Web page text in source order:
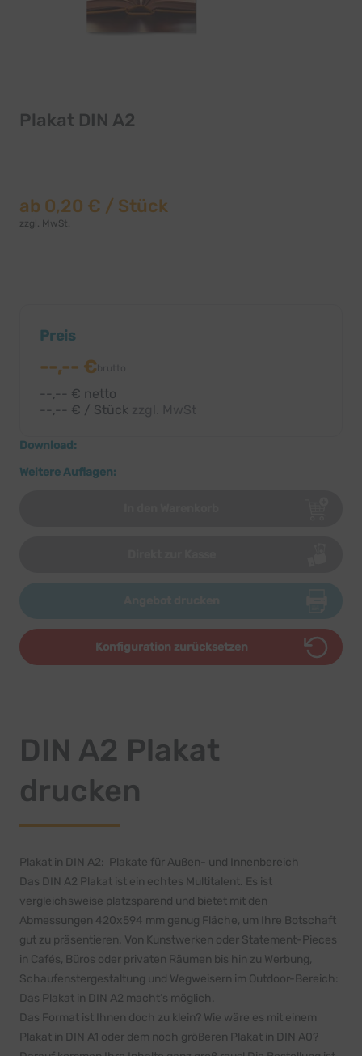
Plakat DIN A2
ab 0,20 € / Stück
zzgl. MwSt.
Preis
--,-- €
--,-- € netto
--,-- € / Stück
Download:
Weitere Auflagen:
Konfiguration zurücksetzen
DIN A2 Plakat
drucken
Plakat in DIN A2: Plakate für Außen- und Innenbereich
Das DIN A2 Plakat ist ein echtes Multitalent. Es ist
vergleichsweise platzsparend und bietet mit den
Abmessungen 420x594 mm genug Fläche, um Ihre Botschaft
gut zu präsentieren. Von Kunstwerken oder Statement-Pieces
in Cafés, Büros oder privaten Räumen bis hin zu Werbung,
Schaufenstergestaltung und Wegweisern im Outdoor-Bereich:
Das Plakat in DIN A2 macht’s möglich.
Das Format ist Ihnen doch zu klein? Wie wäre es mit einem
Plakat in DIN A1 oder dem noch größeren Plakat in DIN A0?